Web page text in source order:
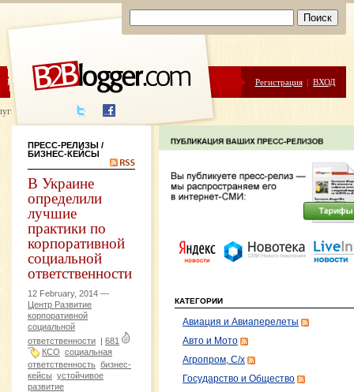
ЦЕНЫ ПОМОЩЬ Регистрация | ВХОД
написания
ПРЕСС-РЕЛИЗЫ /
БИЗНЕС-КЕЙСЫ
В Украине
определили
лучшие
практики по
корпоративной
социальной
ответственности
12 February, 2014 —
Центр Развитие
корпоративной
социальной
ответственности | 681
КСО социальная
ответственность бизнес-
кейсы устойчивое
развитие
КАТЕГОРИИ
Авиация и Авиаперелеты
Авто и Мото
Агропром, С/х
Государство и Общество